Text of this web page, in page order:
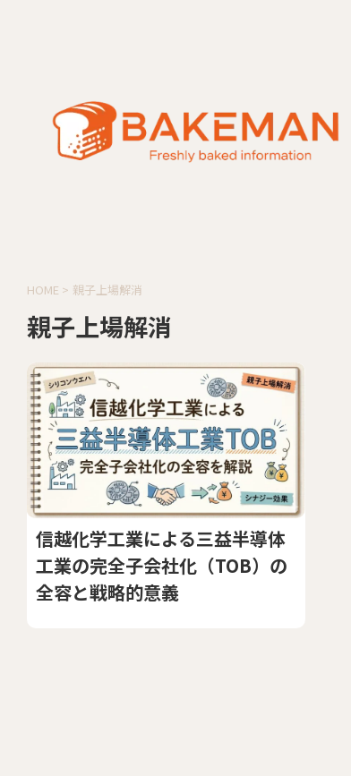
HOME > 親子上場解消
親子上場解消
信越化学工業による三益半導体
工業の完全子会社化（TOB）の
全容と戦略的意義